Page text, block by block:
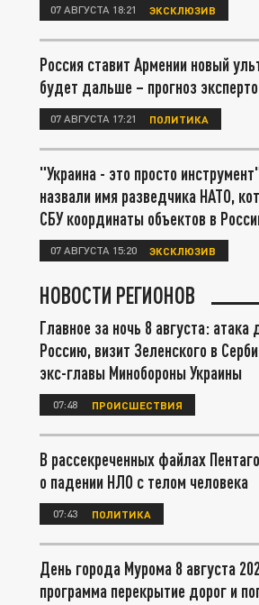
07 АВГУСТА 18:21 ЭКСКЛЮЗИВ
Россия ставит Армении новый
будет дальше – прогноз
07 АВГУСТА 17:21 ПОЛИТИКА
"Украина - это просто
назвали имя разведчика НАТО,
СБУ координаты объектов в
07 АВГУСТА 15:20 ЭКСКЛЮЗИВ
НОВОСТИ РЕГИОНОВ
Главное за ночь 8 августа: атака
Россию, визит Зеленского в
экс-главы Минобороны Украины
07:48 ПРОИСШЕСТВИЯ
В рассекреченных файлах
о падении НЛО с телом человека
07:43 ПОЛИТИКА
День города Мурома 8 августа
программа перекрытие дорог и